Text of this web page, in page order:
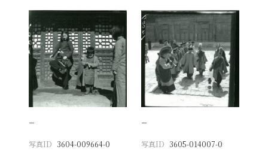
−
写真ID 3604-009664-0
−
写真ID 3605-014007-0